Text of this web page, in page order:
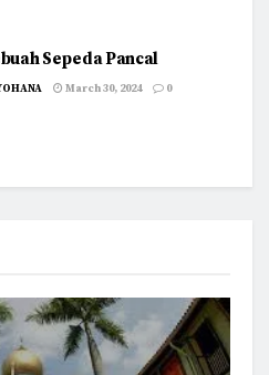
Sepeda Pancal
March 30, 2024 0